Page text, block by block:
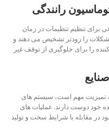
رانندگی
برای تنظیم تنظیمات در زمان
را زودتر تشخیص می دهند و
را برای جلوگیری از توقف غیر
که تمیزیت مهم است، سیستم های
خود دوست دارند. عملیات های
در مقابله با شرایط سخت و تولید